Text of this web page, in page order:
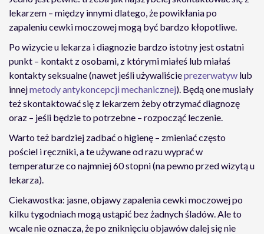
lekarzem – między innymi dlatego, że powikłania po
zapaleniu cewki moczowej mogą być bardzo kłopotliwe.
Po wizycie u lekarza i diagnozie bardzo istotny jest ostatni
punkt – kontakt z osobami, z którymi miałeś lub miałaś
kontakty seksualne (nawet jeśli używaliścieprezerwatyw lub
innejmetody antykoncepcji mechanicznej). Będą one musiały
też skontaktować się z lekarzem żeby otrzymać diagnozę
oraz – jeśli będzie to potrzebne – rozpocząć leczenie.
Warto też bardziej zadbać o higienę – zmieniać często
pościel i ręczniki, a te używane od razu wyprać w
temperaturze co najmniej 60 stopni (na pewno przed wizytą u
lekarza).
Ciekawostka: jasne, objawy zapalenia cewki moczowej po
kilku tygodniach mogą ustąpić bez żadnych śladów. Ale to
wcale nie oznacza, że po zniknięciu objawów dalej się nie